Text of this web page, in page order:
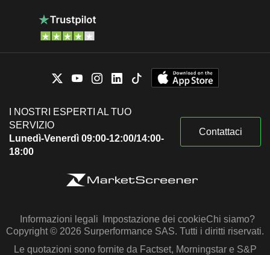
I NOSTRI ESPERTI AL TUO
SERVIZIO
Lunedì-Venerdì 09:00-12:00/14:00-
18:00
Contattaci
Informazioni legali Impostazione dei cookieChi siamo?
Copyright © 2026 Surperformance SAS. Tutti i diritti riservati.
Le quotazioni sono fornite da Factset, Morningstar e S&P